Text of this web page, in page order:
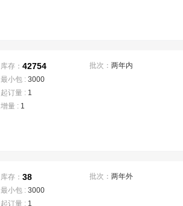
库存：42754
最小包 :3000
起订量 : 1
增量 : 1
批次： 两年内
库存：38
最小包 :3000
起订量 : 1
批次： 两年外